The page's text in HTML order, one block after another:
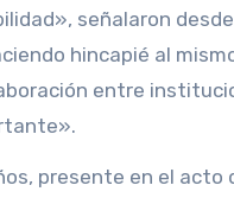
señalaron desde
hincapié al
entre
presente en el acto